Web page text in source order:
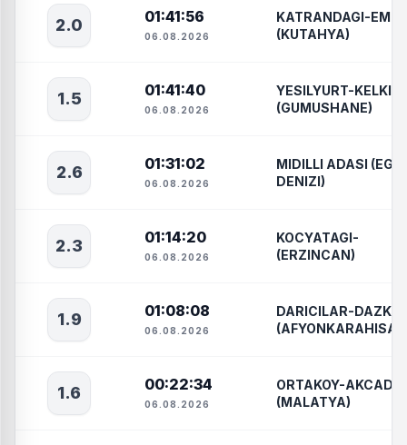
2.0 01:41:56
06.08.2026
KATRANDAGI-EMET
(KUTAHYA)
1.5 01:41:40
06.08.2026
YESILYURT-KELKIT
(GUMUSHANE)
2.6 01:31:02
06.08.2026
MIDILLI ADASI (EGE
DENIZI)
2.3 01:14:20
06.08.2026
KOCYATAGI-
(ERZINCAN)
1.9 01:08:08
06.08.2026
DARICILAR-DAZKIRI
1.6 00:22:34
06.08.2026
ORTAKOY-
(MALATYA)